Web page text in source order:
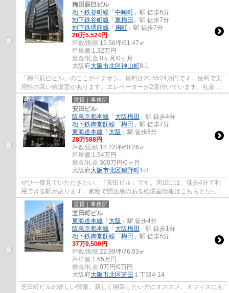
梅田辰巳ビル
地下鉄谷町線 「 中崎町 」駅 徒歩6分
地下鉄谷町線 「 東梅田 」駅 徒歩7分
地下鉄堺筋線 「 扇町 」駅 徒歩7分
20万5,524円
坪数/面積:15.56坪/51.47㎡
坪単価:1.32万円
敷金/礼金:0ヶ月/0ヶ月
大阪府大阪市北区神山町8-1
「梅田辰巳ビル」のここがイチオシ。賃料は20.5524万円です。便利で実
用性の高い給湯室があります。エレベーターが2基付いています。礼金が
ゼロ円なので、初期費用節約につながります...
賃貸｜事務所
安田ビル
阪急京都本線 「 大阪梅田 」駅 徒歩4分
地下鉄御堂筋線 「 梅田 」駅 徒歩7分
東海道本線 「 大阪 」駅 徒歩8分
28万588円
坪数/面積:18.22坪/60.26㎡
坪単価:1.54万円
敷金/礼金:300万円/0ヶ月
大阪府大阪市北区鶴野町1-3
ぜひ一度見ていただきたい、「安田ビル」です。周辺には、徒歩4分で利
用できる駅があります。素敵で開放感のある給湯室情報はこちらとなって
おります。賃料は28.0588万円です。ご利用...
賃貸｜事務所
芝田町ビル
東海道本線 「 大阪 」駅 徒歩4分
阪急京都本線 「 大阪梅田 」駅 徒歩1分
地下鉄御堂筋線 「 梅田 」駅 徒歩5分
37万9,500円
坪数/面積:22.99坪/76.03㎡
坪単価:1.65万円
敷金/礼金:0万円/0万円
大阪府大阪市北区芝田 １丁目4-14
芝田町ビルの詳しい情報。新しく開業したい方にオススメ、オフィスにも